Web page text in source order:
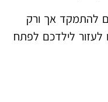
להתמקד אך ורק
לעזור לילדכם לפתח